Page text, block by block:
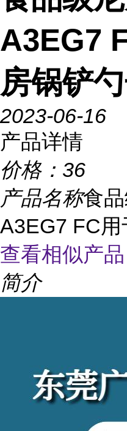
A3EG7
房锅铲
2023-06-16
产品详情
价格： 36
产品名称食
A3EG7 FC
查看相似产
简介